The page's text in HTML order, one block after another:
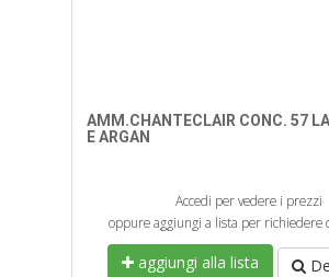
AMM.CHANTECLAIR CONC. 57
E ARGAN
Accedi per vedere i prezzi
oppure aggiungi a lista per richiedere
aggiungi alla lista